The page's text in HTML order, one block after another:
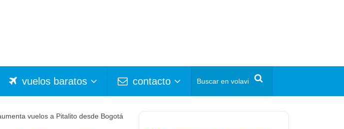
vuelos baratos contacto
vuelos a Pitalito desde Bogotá